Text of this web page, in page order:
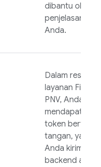
dibantu oleh
penjelasan dari
Anda.
Dalam
layanan
PNV, Anda
mendapatkan
token
tangan, yang
Anda kirim ke
backend